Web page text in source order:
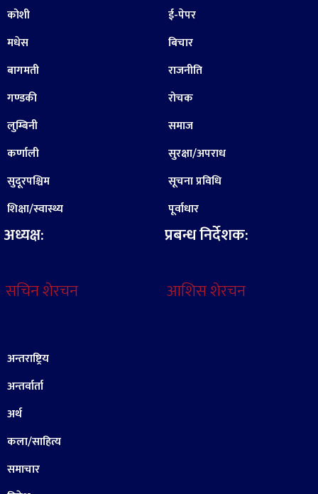
कोशी
मधेस
बागमती
गण्डकी
लुम्बिनी
कर्णाली
सुदूरपश्चिम
शिक्षा/स्वास्थ्य
अध्यक्ष:
सचिन शेरचन
ई-पेपर
बिचार
राजनीति
रोचक
समाज
सुरक्षा/अपराध
सूचना प्रविधि
पूर्वाधार
प्रबन्ध निर्देशक:
आशिस शेरचन
अन्तराष्ट्रिय
अन्तर्वार्ता
अर्थ
कला/साहित्य
समाचार